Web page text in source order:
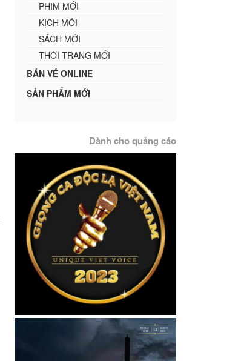
PHIM MỚI
KỊCH MỚI
SÁCH MỚI
THỜI TRANG MỚI
BÁN VÉ ONLINE
SẢN PHẨM MỚI
Dành cho quảng cáo